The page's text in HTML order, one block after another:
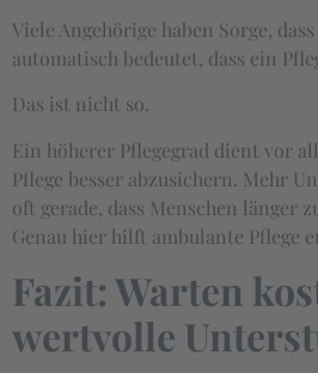
Viele Angehörige haben Sorge,
automatisch bedeutet, dass ein
Das ist nicht so.
Ein höherer Pflegegrad dient vor
Pflege besser abzusichern. Mehr
oft gerade, dass Menschen länger
Genau hier hilft ambulante Pflege
Fazit: Warten
wertvolle